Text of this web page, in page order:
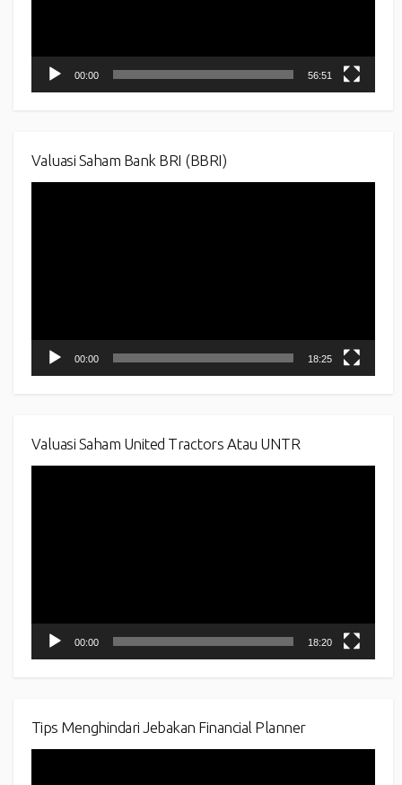
00:00 56:51
Valuasi Saham Bank BRI (BBRI)
00:00 18:25
Valuasi Saham United Tractors Atau UNTR
00:00 18:20
Tips Menghindari Jebakan Financial Planner